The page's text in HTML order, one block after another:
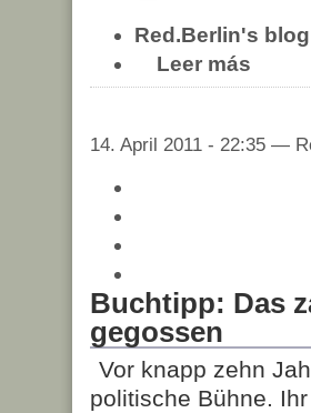
Red.Berlin's blog
Leer más
14. April 2011 - 22:35 —
Buchtipp: Das
gegossen
Vor knapp zehn
politische Bühne.